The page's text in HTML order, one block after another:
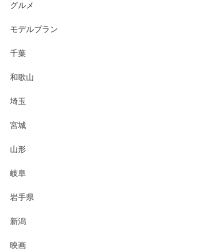
グルメ
モデルプラン
千葉
和歌山
埼玉
宮城
山形
岐阜
岩手県
新潟
映画